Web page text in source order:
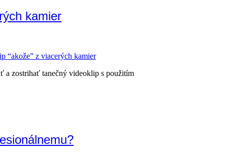
kamier
“akože” z viacerých kamier
a zostrihať tanečný videoklip s použitím